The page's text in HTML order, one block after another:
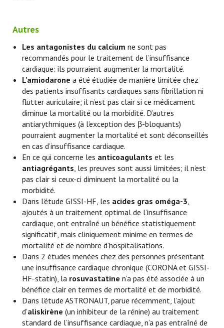
Autres
Les antagonistes du calcium ne sont pas
recommandés pour le traitement de l’insuffisance
cardiaque: ils pourraient augmenter la mortalité.
L’amiodarone a été étudiée de manière limitée chez
des patients insuffisants cardiaques sans fibrillation ni
flutter auriculaire; il n’est pas clair si ce médicament
diminue la mortalité ou la morbidité. D’autres
antiarythmiques (à l’exception des β-bloquants)
pourraient augmenter la mortalité et sont déconseillés
en cas d’insuffisance cardiaque.
En ce qui concerne les anticoagulants et les
antiagrégants, les preuves sont aussi limitées; il n’est
pas clair si ceux-ci diminuent la mortalité ou la
morbidité.
Dans l’étude GISSI-HF, les acides gras oméga-3,
ajoutés à un traitement optimal de l’insuffisance
cardiaque, ont entraîné un bénéfice statistiquement
significatif, mais cliniquement minime en termes de
mortalité et de nombre d’hospitalisations.
Dans 2 études menées chez des personnes présentant
une insuffisance cardiaque chronique (CORONA et GISSI-
HF-statin), la rosuvastatine n’a pas été associée à un
bénéfice clair en termes de mortalité et de morbidité.
Dans l’étude ASTRONAUT, parue récemment, l’ajout
d’aliskirène (un inhibiteur de la rénine) au traitement
standard de l’insuffisance cardiaque, n’a pas entraîné de